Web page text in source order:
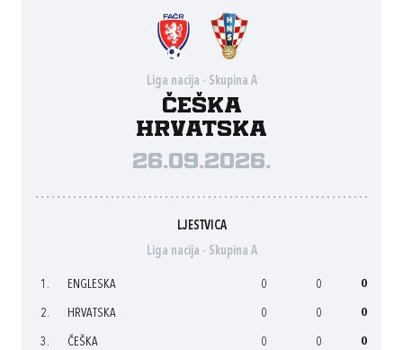
Liga nacija - Skupina A
Češka
Hrvatska
26.09.2026.
LJESTVICA
Liga nacija - Skupina A
1. ENGLESKA 0 0 0
2. HRVATSKA 0 0 0
3. ČEŠKA 0 0 0